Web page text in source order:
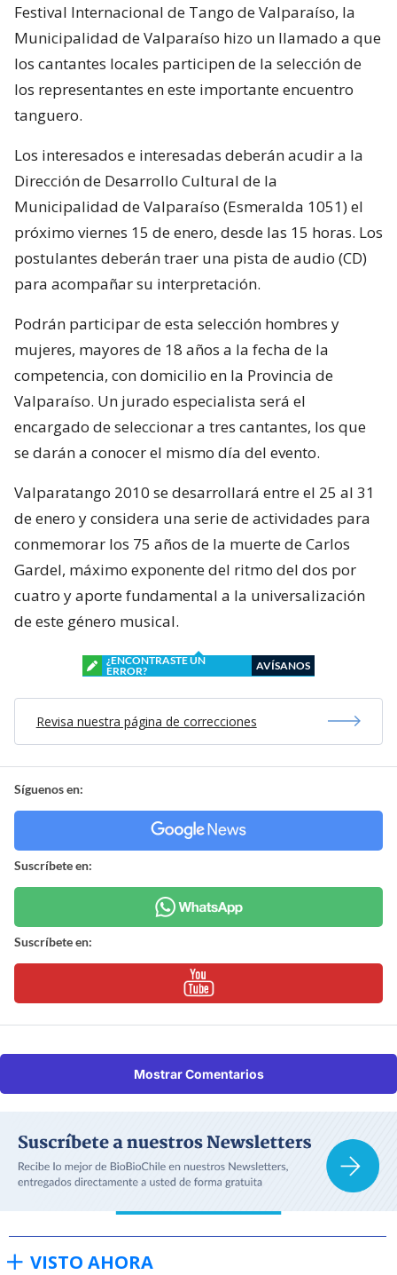
Festival Internacional de Tango de Valparaíso, la
Municipalidad de Valparaíso hizo un llamado a que
los cantantes locales participen de la selección de
los representantes en este importante encuentro
tanguero.
Los interesados e interesadas deberán acudir a la
Dirección de Desarrollo Cultural de la
Municipalidad de Valparaíso (Esmeralda 1051) el
próximo viernes 15 de enero, desde las 15 horas. Los
postulantes deberán traer una pista de audio (CD)
para acompañar su interpretación.
Podrán participar de esta selección hombres y
mujeres, mayores de 18 años a la fecha de la
competencia, con domicilio en la Provincia de
Valparaíso. Un jurado especialista será el
encargado de seleccionar a tres cantantes, los que
se darán a conocer el mismo día del evento.
Valparatango 2010 se desarrollará entre el 25 al 31
de enero y considera una serie de actividades para
conmemorar los 75 años de la muerte de Carlos
Gardel, máximo exponente del ritmo del dos por
cuatro y aporte fundamental a la universalización
de este género musical.
¿ENCONTRASTE UN
ERROR?
AVÍSANOS
Revisa nuestra página de correcciones
Síguenos en:
Suscríbete en:
Suscríbete en:
Mostrar Comentarios
VISTO AHORA